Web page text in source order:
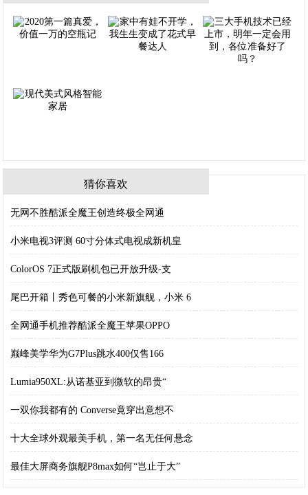
猜你喜欢
无网不胜酷派全魔王创造终极全网通
小米电视3评测 60寸分体式电视成新机皇
ColorOS 7正式版刷机包已开放升级-支
尾巴开箱丨秀色可餐的小米新旗舰，小米 6
全网通手机推荐酷派全魔王苹果OPPO
巅峰美学华为G7Plus跳水400仅售166
Lumia950XL:从诺基亚到微软的昂贵“
一双你我都有的 Converse竟穿出意想不
十大全球外观最美手机，第一名无任何悬念
最佳大屏商务旗舰P8max如何“岂止于大”